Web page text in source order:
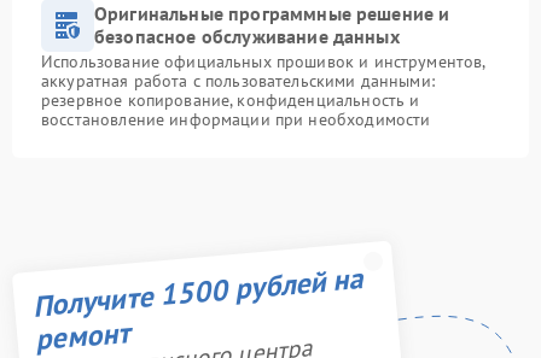
Оригинальные программные решение и
безопасное обслуживание данных
Использование официальных прошивок и инструментов,
аккуратная работа с пользовательскими данными:
резервное копирование, конфиденциальность и
восстановление информации при необходимости
Получите 1500 рублей на
ремонт